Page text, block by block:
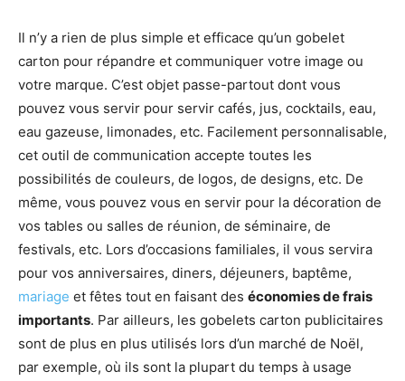
Il n’y a rien de plus simple et efficace qu’un gobelet
carton pour répandre et communiquer votre image ou
votre marque. C’est objet passe-partout dont vous
pouvez vous servir pour servir cafés, jus, cocktails, eau,
eau gazeuse, limonades, etc. Facilement personnalisable,
cet outil de communication accepte toutes les
possibilités de couleurs, de logos, de designs, etc. De
même, vous pouvez vous en servir pour la décoration de
vos tables ou salles de réunion, de séminaire, de
festivals, etc. Lors d’occasions familiales, il vous servira
pour vos anniversaires, diners, déjeuners, baptême,
mariage et fêtes tout en faisant des économies de frais
importants. Par ailleurs, les gobelets carton publicitaires
sont de plus en plus utilisés lors d’un marché de Noël,
par exemple, où ils sont la plupart du temps à usage